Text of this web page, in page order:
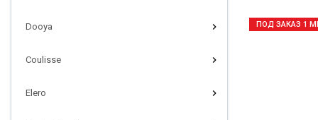
Dooya
Coulisse
Elero
ПОД ЗАКАЗ 1